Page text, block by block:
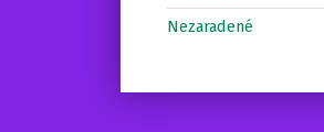
Nezaradené